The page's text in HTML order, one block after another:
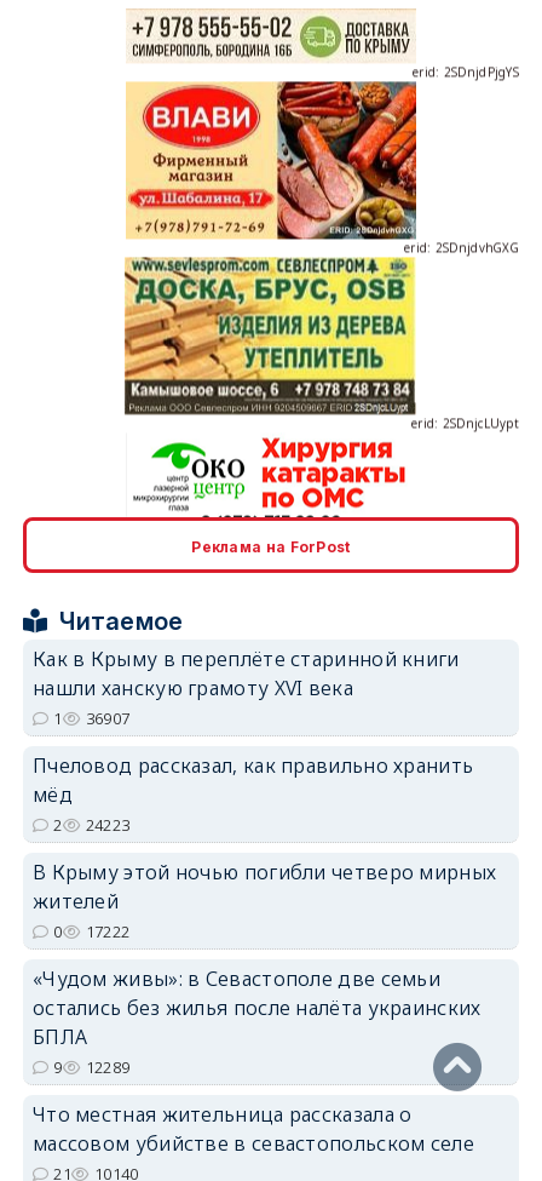
erid: 2SDnjdPjgYS
erid: 2SDnjdvhGXG
erid: 2SDnjdvhGXG
Реклама на ForPost
Читаемое
Как в Крыму в переплёте старинной книги
нашли ханскую грамоту XVI века
1 36907
Пчеловод рассказал, как правильно хранить
мёд
2 24223
В Крыму этой ночью погибли четверо мирных
жителей
0 17222
«Чудом живы»: в Севастополе две семьи
остались без жилья после налёта украинских
БПЛА
9 12289
Что местная жительница рассказала о
массовом убийстве в севастопольском селе
21 10140